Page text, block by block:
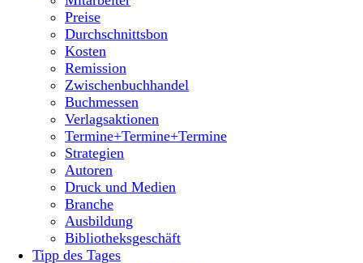
Preise
Durchschnittsbon
Kosten
Remission
Zwischenbuchhandel
Buchmessen
Verlagsaktionen
Termine+Termine+Termine
Strategien
Autoren
Druck und Medien
Branche
Ausbildung
Bibliotheksgeschäft
Tipp des Tages